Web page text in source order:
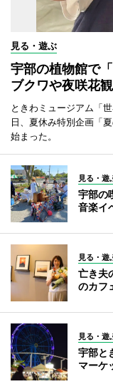
見る・遊ぶ
宇部の植物館で
ブクワや夜咲花
ときわミュージアム「
日、夏休み特別企画「
始まった。
見る・遊
宇部の
音楽イ
見る・遊
亡き夫
のカフ
見る・遊
宇部と
マーケ